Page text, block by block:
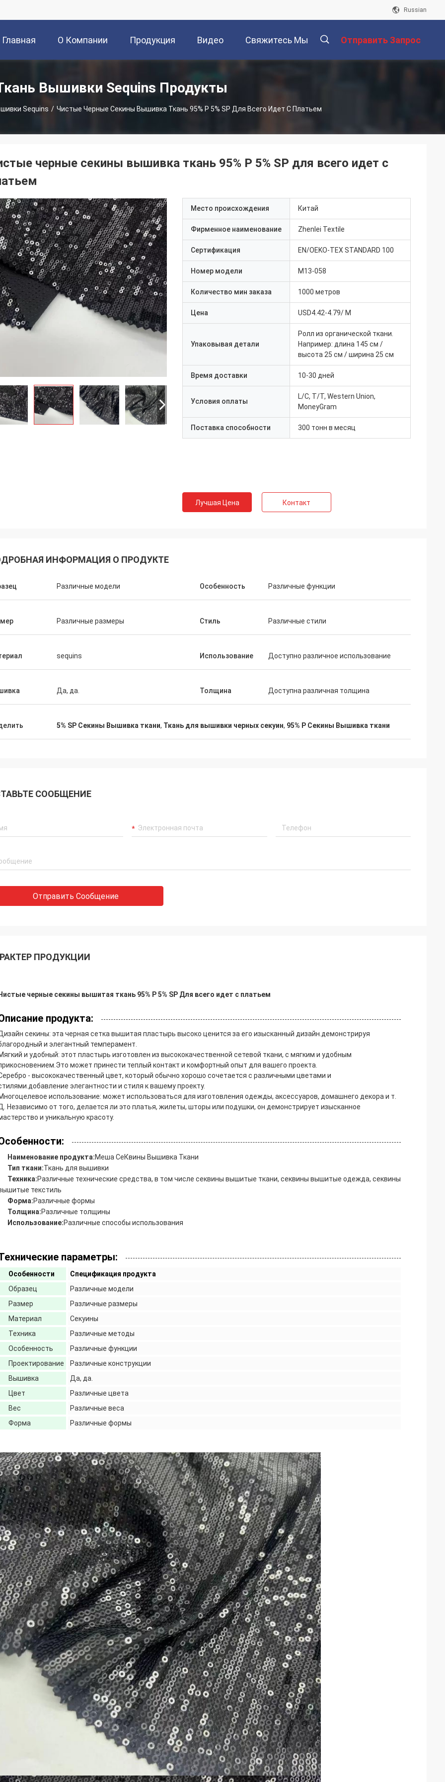
Russian
Главная О Компании Продукция Видео Свяжитесь Мы Отправить Запрос
Вышивки Sequins Продукты
Sequins / Чистые Черные Секины Вышивка Ткань 95% P 5% SP Для Всего Идет С Платьем
черные секины вышивка ткань 95% P 5% SP для всего идет с
Место происхождения Китай
Фирменное наименование Zhenlei Textile
Сертификация EN/OEKO-TEX STANDARD 100
Номер модели M13-058
Количество мин заказа 1000 метров
Цена USD4.42-4.79/ M
Упаковывая детали
Ролл из органической ткани.
Например: длина 145 см /
высота 25 см / ширина 25 см
Время доставки 10-30 дней
Условия оплаты
L/C, T/T, Western Union,
MoneyGram
Поставка способности 300 тонн в месяц
Лучшая Цена Контакт
ИНФОРМАЦИЯ О ПРОДУКТЕ
Различные модели Особенность Различные функции
Различные размеры Стиль Различные стили
sequins Использование Доступно различное использование
Да, да. Толщина Доступна различная толщина
5% SP Секины Вышивка ткани, Ткань для вышивки черных секуин, 95% P Секины Вышивка ткани
СООБЩЕНИЕ
Отправить Сообщение
ПРОДУКЦИИ
черные секины вышитая ткань 95% P 5% SP Для всего идет с платьем
продукта:
секины: эта черная сетка вышитая пластырь высоко ценится за его изысканный дизайн.демонстрируя
и элегантный темперамент.
и удобный: этот пластырь изготовлен из высококачественной сетевой ткани, с мягким и удобным
может принести теплый контакт и комфортный опыт для вашего проекта.
- высококачественный цвет, который обычно хорошо сочетается с различными цветами и
элегантности и стиля к вашему проекту.
использование: может использоваться для изготовления одежды, аксессуаров, домашнего декора и т.
Независимо от того, делается ли это платья, жилеты, шторы или подушки, он демонстрирует изысканное
и уникальную красоту.
Наименование продукта:Меша СеКвины Вышивка Ткани
Тип ткани:Ткань для вышивки
Техника:Различные технические средства, в том числе секвины вышитые ткани, секвины вышитые одежда, секвины
текстиль
Форма:Различные формы
Толщина:Различные толщины
Использование:Различные способы использования
параметры:
Особенности
Спецификация продукта
Образец
Различные модели
Размер
Различные размеры
Материал
Секуины
Техника
Различные методы
Особенность
Различные функции
Проектирование
Различные конструкции
Вышивка
Да, да.
Цвет
Различные цвета
Вес
Различные веса
Форма
Различные формы